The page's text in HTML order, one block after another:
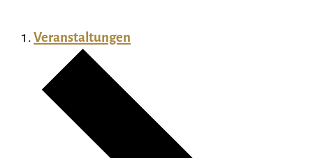
Veranstaltungen